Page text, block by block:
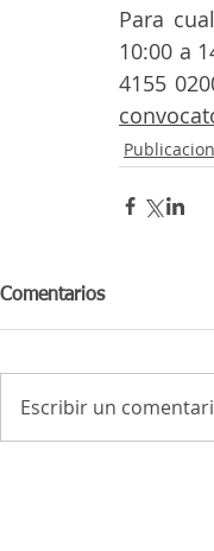
Para
10:00 a
Comentarios
Escribir un